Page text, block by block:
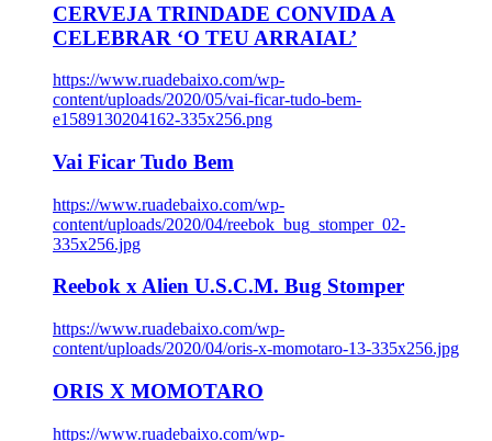
CERVEJA TRINDADE CONVIDA A
CELEBRAR ‘O TEU ARRAIAL’
https://www.ruadebaixo.com/wp-
content/uploads/2020/05/vai-ficar-tudo-bem-
e1589130204162-335x256.png
Vai Ficar Tudo Bem
https://www.ruadebaixo.com/wp-
content/uploads/2020/04/reebok_bug_stomper_02-
335x256.jpg
Reebok x Alien U.S.C.M. Bug Stomper
https://www.ruadebaixo.com/wp-
content/uploads/2020/04/oris-x-momotaro-13-335x256.jpg
ORIS X MOMOTARO
https://www.ruadebaixo.com/wp-